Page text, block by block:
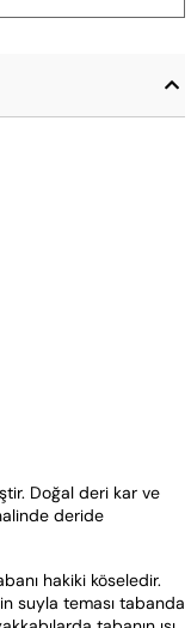
Doğal deri kar ve
deride
hakiki köseledir.
suyla teması tabanda